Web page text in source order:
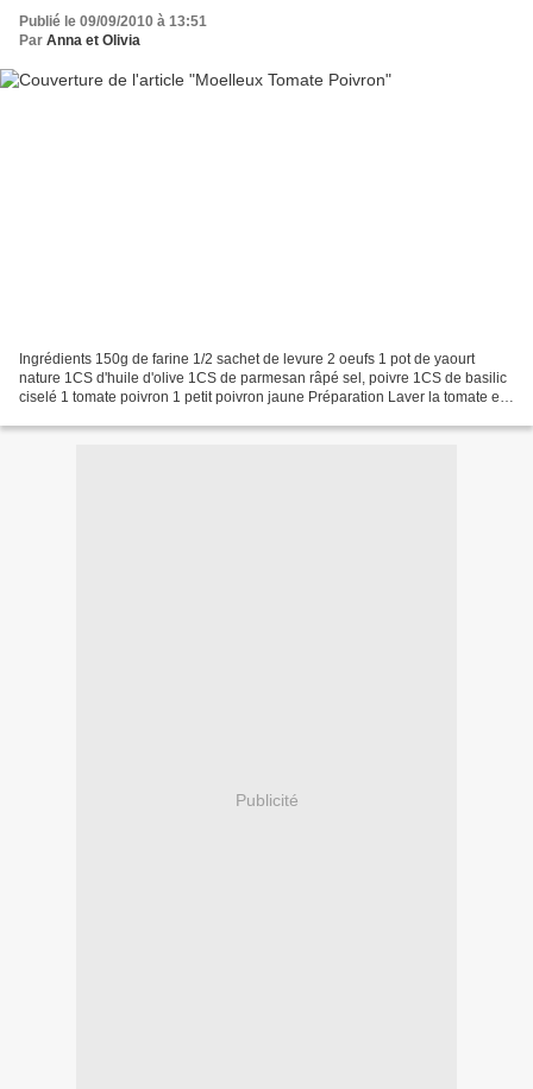
Publié le 09/09/2010 à 13:51
Par Anna et Olivia
Ingrédients 150g de farine 1/2 sachet de levure 2 oeufs 1 pot de yaourt
nature 1CS d'huile d'olive 1CS de parmesan râpé sel, poivre 1CS de basilic
ciselé 1 tomate poivron 1 petit poivron jaune Préparation Laver la tomate et
Publicité